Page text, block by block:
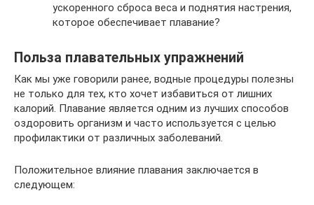
ускоренного сброса веса и поднятия настрения,
которое обеспечивает плавание?
Польза плавательных упражнений
Как мы уже говорили ранее, водные процедуры полезны
не только для тех, кто хочет избавиться от лишних
калорий. Плавание является одним из лучших способов
оздоровить организм и часто используется с целью
профилактики от различных заболеваний.
Положительное влияние плавания заключается в
следующем: